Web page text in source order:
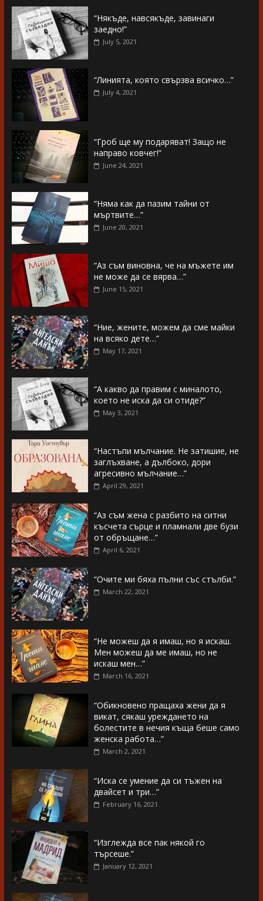
“Някъде, навсякъде, завинаги
заедно!”
July 5, 2021
“Линията, която свързва всичко…”
July 4, 2021
“Гроб ще му подаряват! Защо не
направо ковчег!”
June 24, 2021
“Няма как да пазим тайни от
мъртвите…”
June 20, 2021
“Аз съм виновна, че на мъжете им
не може да се вярва…”
June 15, 2021
“Ние, жените, можем да сме майки
на всяко дете…”
May 17, 2021
“А какво да правим с миналото,
което не иска да си отиде?”
May 3, 2021
“Настъпи мълчание. Не затишие, не
заглъхване, а дълбоко, дори
агресивно мълчание…”
April 29, 2021
“Аз съм жена с разбито на ситни
късчета сърце и пламнали две бузи
от обръщане…”
April 6, 2021
“Очите ми бяха пълни със стълби.”
March 22, 2021
“Не можеш да я имаш, но я искаш.
Мен можеш да ме имаш, но не
искаш мен…”
March 16, 2021
“Обикновено пращаха жени да я
викат, сякаш уреждането на
болестите в нечия къща беше само
женска работа…”
March 2, 2021
“Иска се умение да си тъжен на
двайсет и три…”
February 16, 2021
“Изглежда все пак някой го
търсеше.”
January 12, 2021